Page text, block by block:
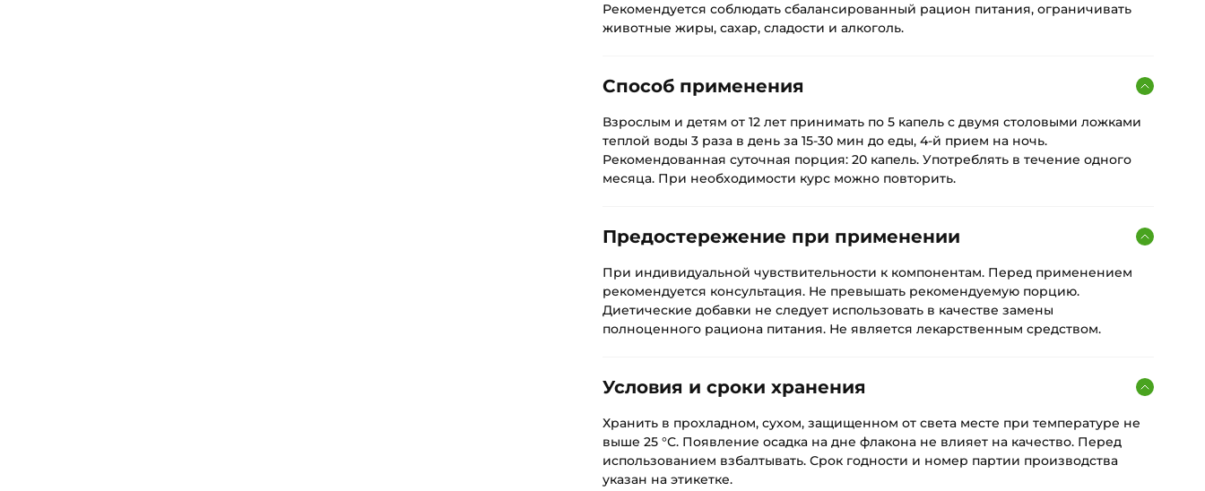
Рекомендуется соблюдать сбалансированный рацион питания, ограничивать
животные жиры, сахар, сладости и алкоголь.
Способ применения
Взрослым и детям от 12 лет принимать по 5 капель с двумя столовыми ложками
теплой воды 3 раза в день за 15-30 мин до еды, 4-й прием на ночь.
Рекомендованная суточная порция: 20 капель. Употреблять в течение одного
месяца. При необходимости курс можно повторить.
Предостережение при применении
При индивидуальной чувствительности к компонентам. Перед применением
рекомендуется консультация. Не превышать рекомендуемую порцию.
Диетические добавки не следует использовать в качестве замены
полноценного рациона питания. Не является лекарственным средством.
Условия и сроки хранения
Хранить в прохладном, сухом, защищенном от света месте при температуре не
выше 25 °С. Появление осадка на дне флакона не влияет на качество. Перед
использованием взбалтывать. Срок годности и номер партии производства
указан на этикетке.